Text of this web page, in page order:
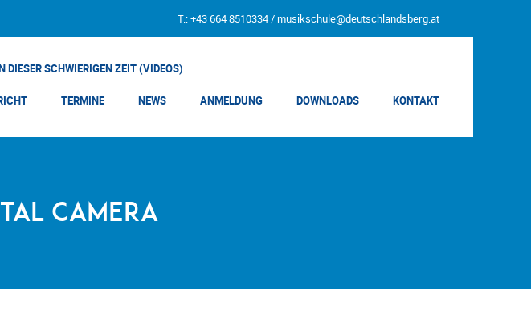
T.: +43 664 8510334 / musikschule@deutschlandsberg.at
DIESER SCHWIERIGEN ZEIT (VIDEOS)
TERMINE NEWS ANMELDUNG DOWNLOADS KONTAKT
CAMERA